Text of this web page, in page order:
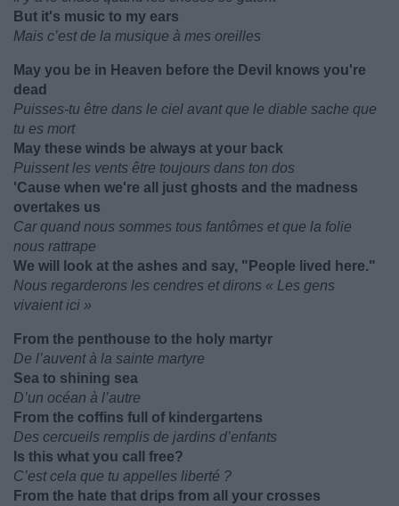
But it's music to my ears
Mais c’est de la musique à mes oreilles
May you be in Heaven before the Devil knows you're
dead
Puisses-tu être dans le ciel avant que le diable sache que
tu es mort
May these winds be always at your back
Puissent les vents être toujours dans ton dos
'Cause when we're all just ghosts and the madness
overtakes us
Car quand nous sommes tous fantômes et que la folie
nous rattrape
We will look at the ashes and say, "People lived here."
Nous regarderons les cendres et dirons « Les gens
vivaient ici »
From the penthouse to the holy martyr
De l’auvent à la sainte martyre
Sea to shining sea
D’un océan à l’autre
From the coffins full of kindergartens
Des cercueils remplis de jardins d’enfants
Is this what you call free?
C’est cela que tu appelles liberté ?
From the hate that drips from all your crosses